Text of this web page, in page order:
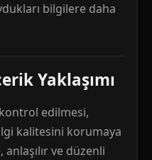
bilgilere daha
Yaklaşımı
edilmesi,
kalitesini korumaya
anlaşılır ve düzenli